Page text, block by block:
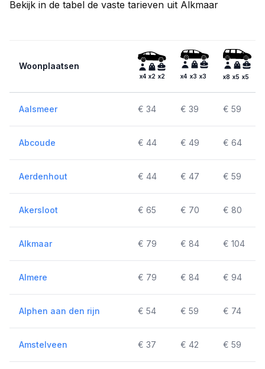
Bekijk in de tabel de vaste tarieven uit Alkmaar
Woonplaatsen
x4 x2 x2 x4 x3 x3 x8 x5 x5
Aalsmeer € 34 € 39 € 59
Abcoude € 44 € 49 € 64
Aerdenhout € 44 € 47 € 59
Akersloot € 65 € 70 € 80
Alkmaar € 79 € 84 € 104
Almere € 79 € 84 € 94
Alphen aan den rijn € 54 € 59 € 74
Amstelveen € 37 € 42 € 59